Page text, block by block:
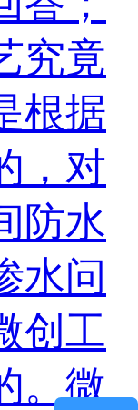
究竟
根据
，对
防水
水问
创工
。微